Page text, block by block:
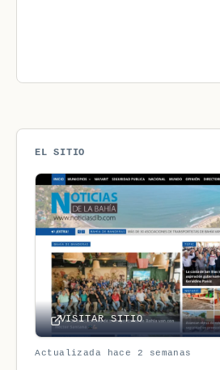
EL SITIO
VISITAR SITIO
Actualizada hace 2 semanas